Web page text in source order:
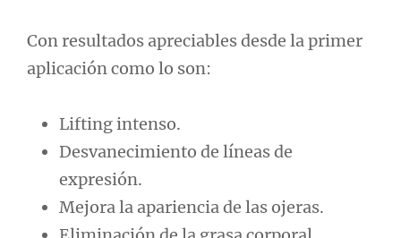
Con resultados apreciables desde la primer
aplicación como lo son:
Lifting intenso.
Desvanecimiento de líneas de
expresión.
Mejora la apariencia de las ojeras.